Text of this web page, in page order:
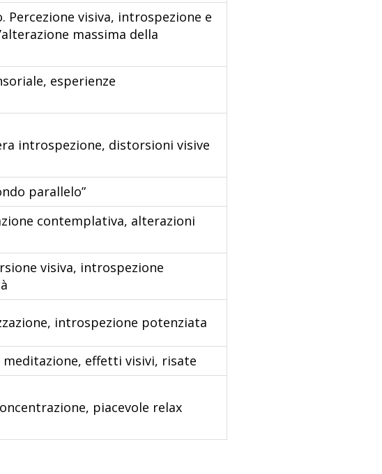
visiva, introspezione e
massima della
esperienze
introspezione, distorsioni visive
parallelo”
contemplativa, alterazioni
visiva, introspezione
introspezione potenziata
effetti visivi, risate
piacevole relax